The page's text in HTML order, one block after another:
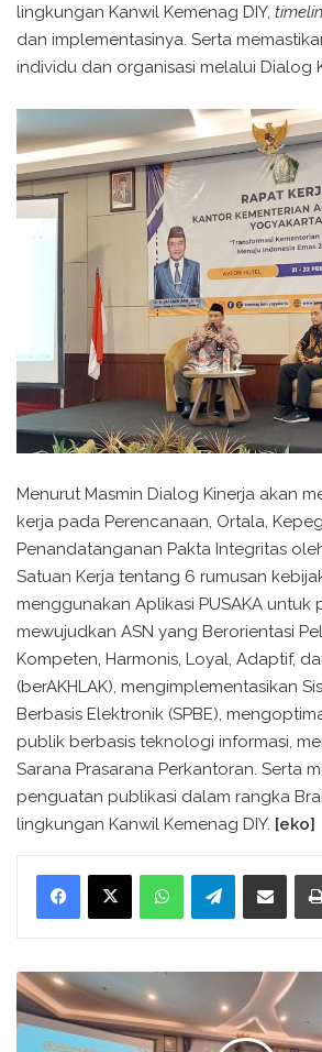
lingkungan Kanwil Kemenag DIY,
dan implementasinya. Serta
individu dan organisasi melalui Dialog
Menurut Masmin Dialog Kinerja akan
kerja pada Perencanaan, Ortala,
Penandatanganan Pakta Integritas
Satuan Kerja tentang 6 rumusan
menggunakan Aplikasi PUSAKA untuk
mewujudkan ASN yang Berorientasi
Kompeten, Harmonis, Loyal, Adaptif,
(berAKHLAK), mengimplementasikan
Berbasis Elektronik (SPBE),
publik berbasis teknologi informasi,
Sarana Prasarana Perkantoran. Serta
penguatan publikasi dalam rangka
lingkungan Kanwil Kemenag DIY. [eko]
WhatsApp Telegram
B
u
k